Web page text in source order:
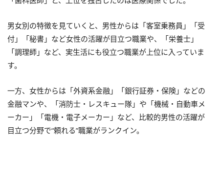
男女別の特徴を見ていくと、男性からは「客室乗務員」「受
付」「秘書」など女性の活躍が目立つ職業や、「栄養士」
「調理師」など、実生活にも役立つ職業が上位に入っていま
す。
一方、女性からは「外資系金融」「銀行証券・保険」などの
金融マンや、「消防士・レスキュー隊」や「機械・自動車メ
ーカー」「電機・電子メーカー」など、比較的男性の活躍が
目立つ分野で“頼れる”職業がランクイン。